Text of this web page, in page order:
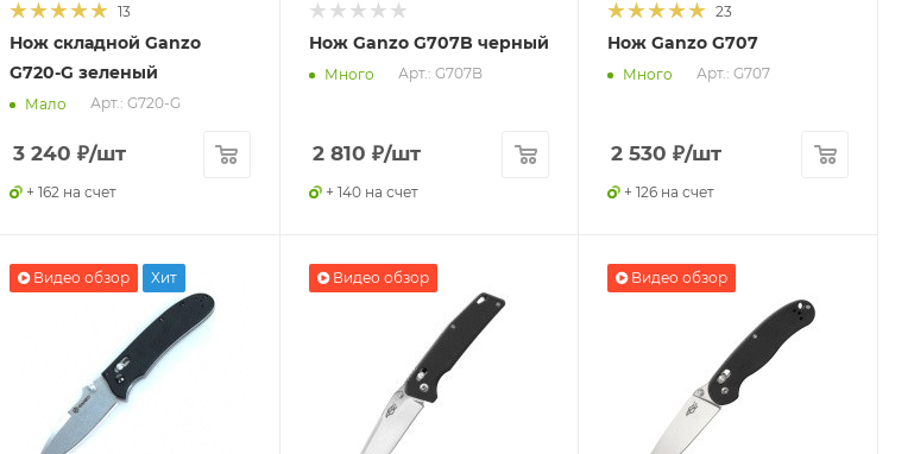
13
Нож складной Ganzo
G720-G зеленый
Мало Арт.: G720-G
3 240 ₽/шт
+ 162 на счет
Нож Ganzo G707B черный
Много Арт.: G707B
2 810 ₽/шт
+ 140 на счет
23
Нож Ganzo G707
Много Арт.: G707
2 530 ₽/шт
+ 126 на счет
Видео обзор Хит Видео обзор Видео обзор